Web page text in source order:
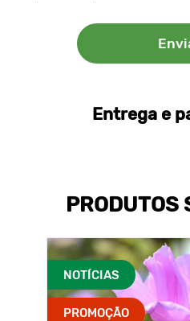
Entrega e
PRODUTOS
NOTÍCIAS
PROMOÇÃO